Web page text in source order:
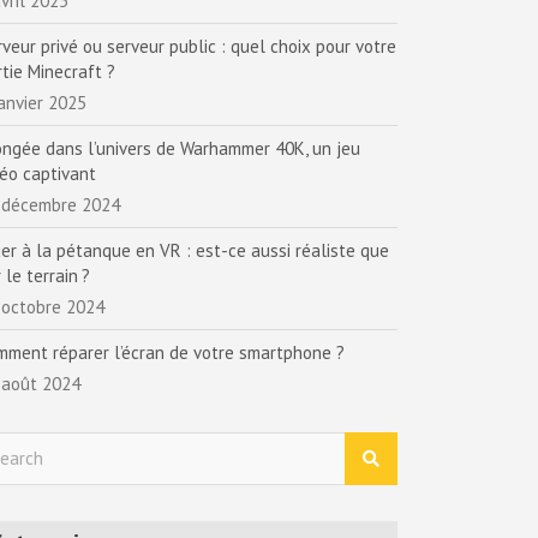
privé ou serveur public : quel choix pour votre
Minecraft ?
2025
dans l’univers de Warhammer 40K, un jeu
captivant
2024
à la pétanque en VR : est-ce aussi réaliste que
le terrain ?
2024
réparer l’écran de votre smartphone ?
2024